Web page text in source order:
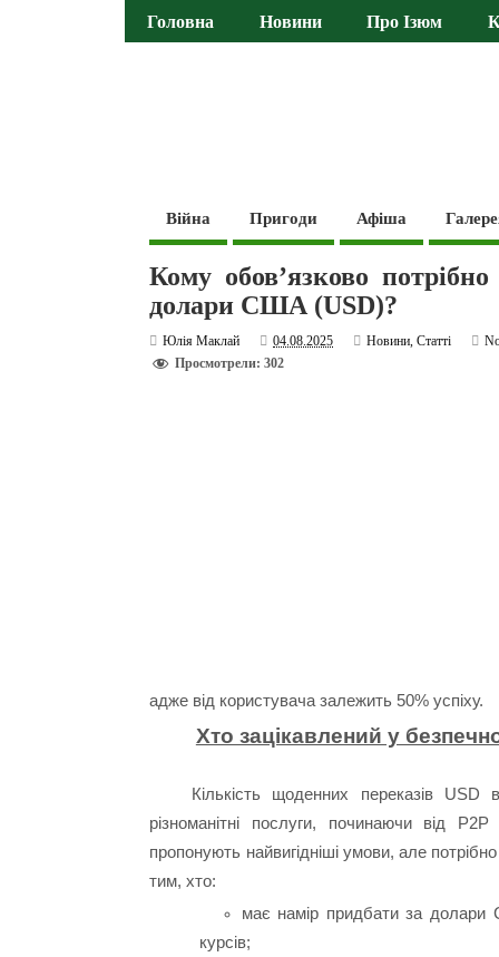
Головна Новини Про Ізюм
Війна Пригоди Афіша
Кому обов’язково
долари США (USD)?
Юлія Маклай 04.08.2025 Новини,Статті
Просмотрели: 302
адже від користувача залежить 50% успіху.
Хто зацікавлений у
Кількість щоденних переказів
різноманітні послуги, починаючи від
пропонують найвигідніші умови, але
тим, хто:
має намір придбати за
курсів;